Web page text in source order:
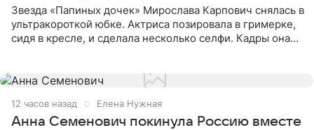
Звезда «Папиных дочек» Мирослава Карпович снялась в
ультракороткой юбке. Актриса позировала в гримерке,
сидя в кресле, и сделала несколько селфи. Кадры она
12 часов назад Елена Нужная
Анна Семенович покинула Россию вместе